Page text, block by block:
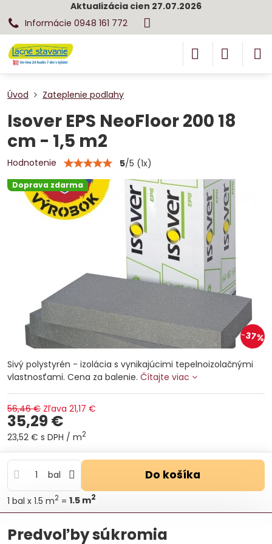
Aktualizácia cien 27.07.2026
Informácie 0948 161 772
Doprava zdarma
37%
Úvod Zateplenie podlahy
Isover EPS NeoFloor 200 18
cm - 1,5 m2
Hodnotenie 5/5 (1x)
Sivý polystyrén - izolácia s vynikajúcimi tepelnoizolačnými
vlastnosťami. Cena za balenie. Čítajte viac
56,46 € Zľava 21,17 €
35,29 €
23,52 € s DPH / m2
bal Do košíka
1 bal x 1.5 m2 = 1.5 m2
Otázka k produktu Doručenia
Predvoľby súkromia